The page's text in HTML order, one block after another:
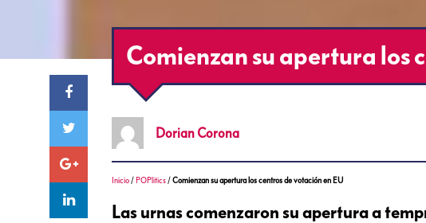
Comienzan su apertura los
Dorian Corona
Inicio / POPlitics /Comienzan su apertura los centros de votación en EU
Las urnas comenzaron su apertura a